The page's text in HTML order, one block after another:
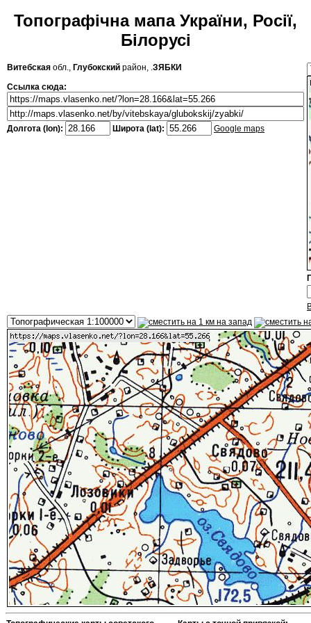
Топографічна мапа України, Росії,
Білорусі
Витебская обл., Глубокский район, .ЗЯБКИ
Ссылка сюда:
Долгота (lon): Широта (lat): Google maps